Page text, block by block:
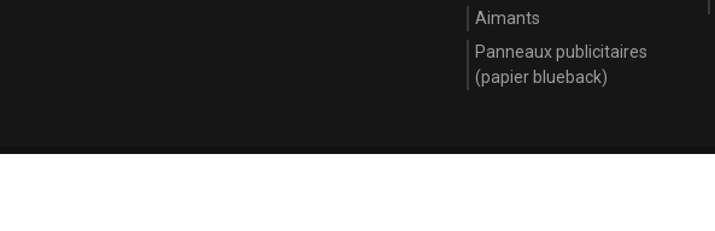
Aimants
Panneaux publicitaires
(papier blueback)